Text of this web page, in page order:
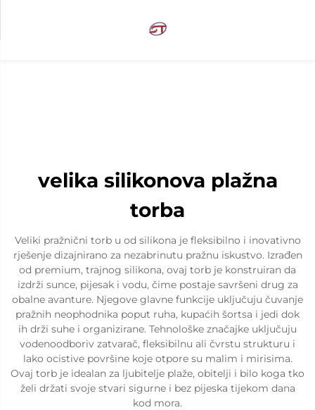
velika silikonova plažna
torba
Veliki pražnični torb u od silikona je fleksibilno i inovativno
rješenje dizajnirano za nezabrinutu pražnu iskustvo. Izrađen
od premium, trajnog silikona, ovaj torb je konstruiran da
izdrži sunce, pijesak i vodu, čime postaje savršeni drug za
obalne avanture. Njegove glavne funkcije uključuju čuvanje
pražnih neophodnika poput ruha, kupaćih šortsa i jedi dok
ih drži suhe i organizirane. Tehnološke značajke uključuju
vodenoodboriv zatvarač, fleksibilnu ali čvrstu strukturu i
lako ocistive površine koje otpore su malim i mirisima.
Ovaj torb je idealan za ljubitelje plaže, obitelji i bilo koga tko
želi držati svoje stvari sigurne i bez pijeska tijekom dana
kod mora.